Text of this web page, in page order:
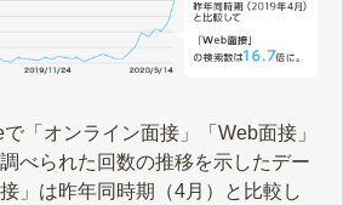
「オンライン面接」「Web面接」
べられた回数の推移を示したデー
」は昨年同時期（4月）と比較し